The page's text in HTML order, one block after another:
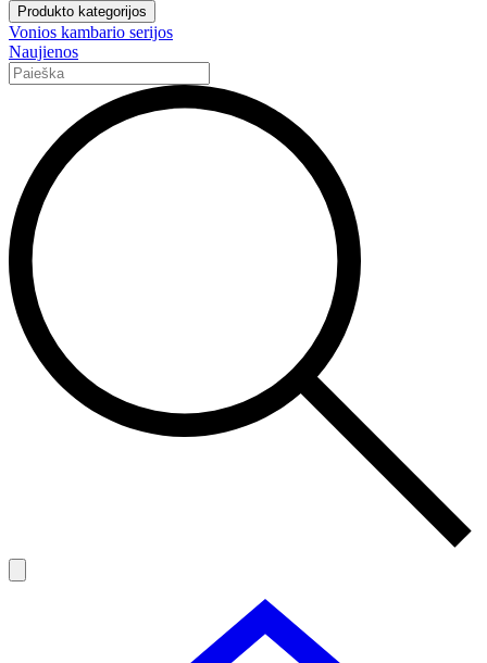
Produkto kategorijos
Vonios kambario serijos
Naujienos